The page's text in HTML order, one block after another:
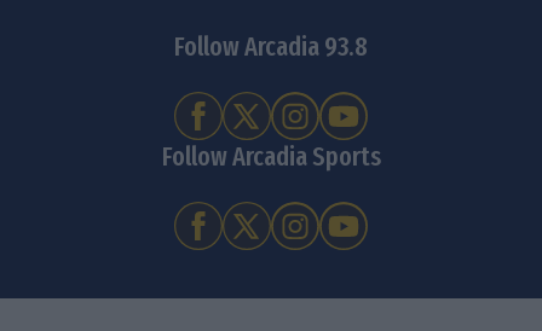
Follow Arcadia 93.8
Follow Arcadia Sports